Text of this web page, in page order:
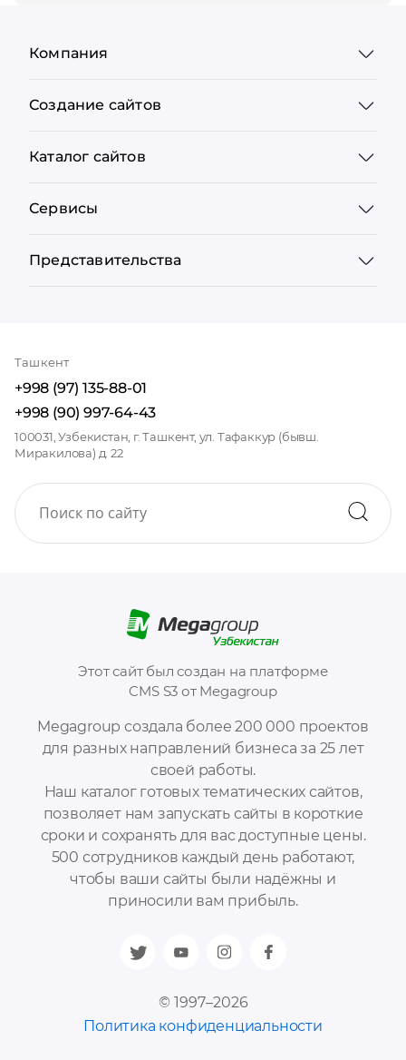
Megagroup создала более 200 000 проектов
для разных направлений бизнеса за 25 лет
своей работы.
Наш каталог готовых тематических сайтов,
позволяет нам запускать сайты в короткие
сроки и сохранять для вас доступные цены.
500 сотрудников каждый день работают,
чтобы ваши сайты были надёжны и
приносили вам прибыль.
© 1997–2026
Политика конфиденциальности
Этот сайт был создан на платформе
CMS S3 от Megagroup
Компания
Создание сайтов
Каталог сайтов
Сервисы
Представительства
Ташкент
+998 (97) 135-88-01
+998 (90) 997-64-43
100031, Узбекистан, г. Ташкент, ул. Тафаккур (бывш.
Миракилова) д. 22